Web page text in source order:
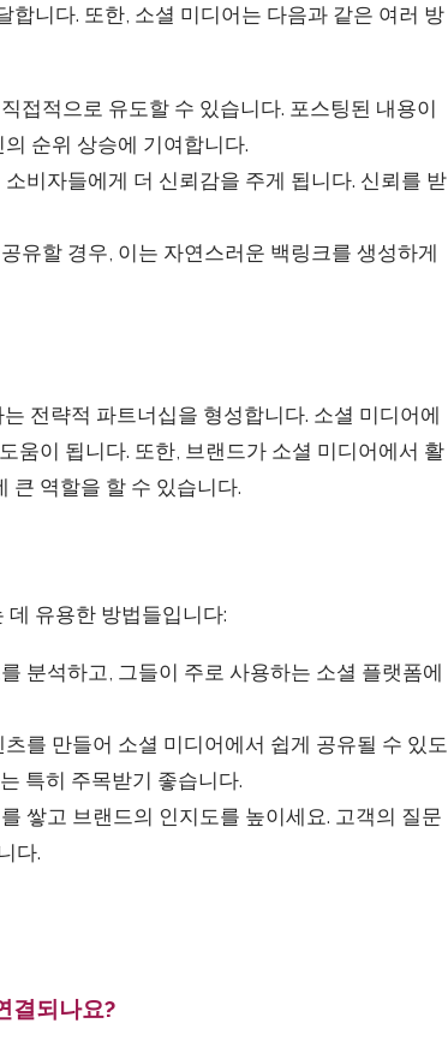
니다. 또한, 소셜 미디어는 다음과 같은 여러 방
접적으로 유도할 수 있습니다. 포스팅된 내용이
순위 상승에 기여합니다.
비자들에게 더 신뢰감을 주게 됩니다. 신뢰를 받
유할 경우, 이는 자연스러운 백링크를 생성하게
전략적 파트너십을 형성합니다. 소셜 미디어에
움이 됩니다. 또한, 브랜드가 소셜 미디어에서 활
큰 역할을 할 수 있습니다.
유용한 방법들입니다:
분석하고, 그들이 주로 사용하는 소셜 플랫폼에
를 만들어 소셜 미디어에서 쉽게 공유될 수 있도
특히 주목받기 좋습니다.
쌓고 브랜드의 인지도를 높이세요. 고객의 질문
다.
결되나요?